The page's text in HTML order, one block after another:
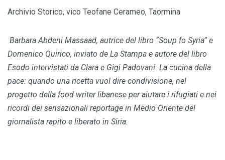
Archivio Storico, vico Teofane Cerameo, Taormina
Barbara Abdeni Massaad, autrice del libro “Soup fo Syria” e
Domenico Quirico, inviato de La Stampa e autore del libro
Esodo intervistati da Clara e Gigi Padovani. La cucina della
pace: quando una ricetta vuol dire condivisione, nel
progetto della food writer libanese per aiutare i rifugiati e nei
ricordi dei sensazionali reportage in Medio Oriente del
giornalista rapito e liberato in Siria.